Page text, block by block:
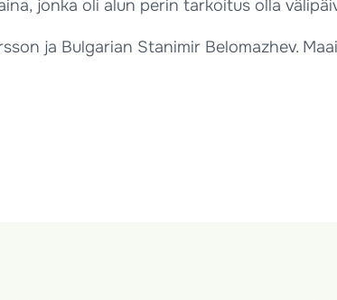
jonka oli alun perin tarkoitus olla
ja Bulgarian Stanimir Belomazhev.